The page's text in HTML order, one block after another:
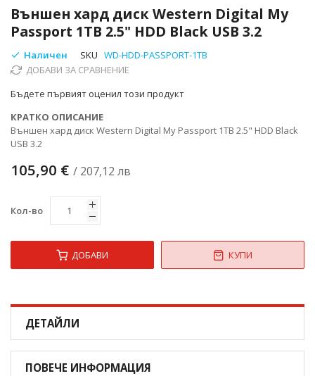
Външен хард диск Western Digital My
Passport 1TB 2.5" HDD Black USB 3.2
Наличен SKU WD-HDD-PASSPORT-1TB
ДОБАВИ ЗА СРАВНЕНИЕ
Бъдете първият оценил този продукт
КРАТКО ОПИСАНИЕ
Външен хард диск Western Digital My Passport 1TB 2.5" HDD Black
USB 3.2
105,90 € / 207,12 лв
Кол-во
ДОБАВИ КУПИ
към
началото
на
галерия
със
снимки
ДЕТАЙЛИ
ПОВЕЧЕ ИНФОРМАЦИЯ